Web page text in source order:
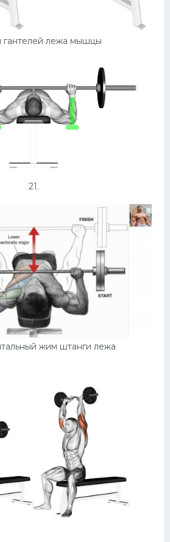
лежа мышцы
21.
жим штанги лежа